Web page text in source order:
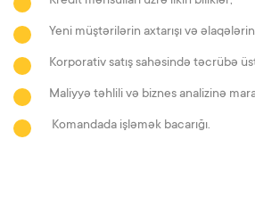
Yeni müştərilərin axtarışı və
Korporativ satış sahəsində təcrübə
Maliyyə təhlili və biznes analizinə
Komandada işləmək bacarığı.